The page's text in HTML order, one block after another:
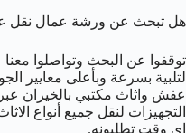
هل تبحث عن ورشة عمال نقل
لتلبية بسرعة وبأعلى معايير
عفش واثاث مكتبي بالخيران
التجهيزات لنقل جميع أنواع
اي وقت تطلبونه.